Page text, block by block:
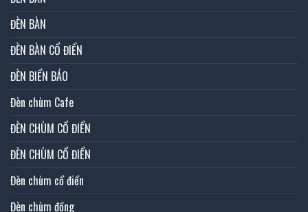
ĐÈN BÀN
ĐÈN BÀN CỔ ĐIỂN
ĐÈN BIỂN BÁO
Đèn chùm Cafe
ĐÈN CHÙM CỔ ĐIỂN
ĐÈN CHÙM CỔ ĐIỂN
Đèn chùm cổ điển
Đèn chùm đồng